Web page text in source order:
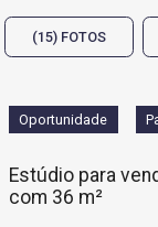
(15) FOTOS
Oportunidade
Estúdio para
com 36 m²